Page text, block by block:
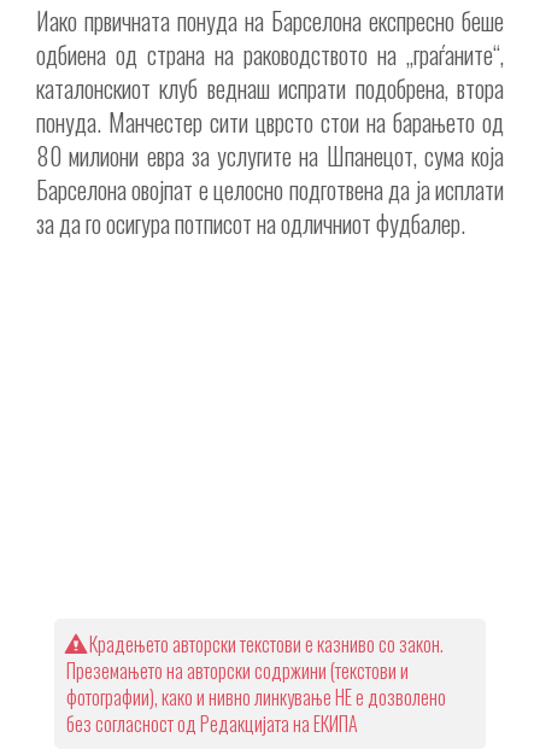
Иако првичната понуда на Барселона експресно беше
одбиена од страна на раководството на „граѓаните“,
каталонскиот клуб веднаш испрати подобрена, втора
понуда. Манчестер сити цврсто стои на барањето од
80 милиони евра за услугите на Шпанецот, сума која
Барселона овојпат е целосно подготвена да ја исплати
за да го осигура потписот на одличниот фудбалер.
Крадењето авторски текстови е казниво со закон.
Преземањето на авторски содржини (текстови и
фотографии), како и нивно линкување НЕ е дозволено
без согласност од Редакцијата на ЕКИПА